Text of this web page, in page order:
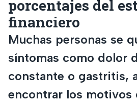
porcentajes del
financiero
Muchas personas se
síntomas como dolor
constante o gastritis,
encontrar los motivos